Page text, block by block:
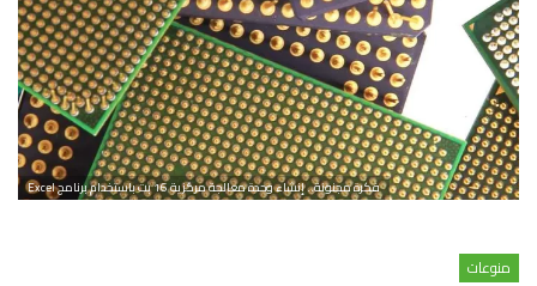
فكرة مجنونة.. إنشاء وحدة معالجة مركزية 16 بت باستخدام برنامج Excel
منوعات